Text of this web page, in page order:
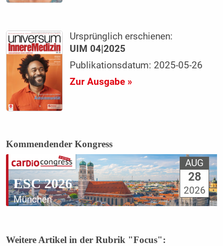
Ursprünglich erschienen:
UIM 04|2025
Publikationsdatum: 2025-05-26
Zur Ausgabe »
Kommendender Kongress
ESC 2026
München
AUG
28
2026
Weitere Artikel in der Rubrik "Focus":